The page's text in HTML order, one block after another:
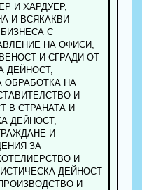
И ХАРДУЕР,
И ВСЯКАКВИ
С
НА ОФИСИ,
И СГРАДИ ОТ
ДЕЙНОСТ,
ОБРАБОТКА НА
И
В СТРАНАТА И
ДЕЙНОСТ,
И
ЗА
И
ДЕЙНОСТ
И